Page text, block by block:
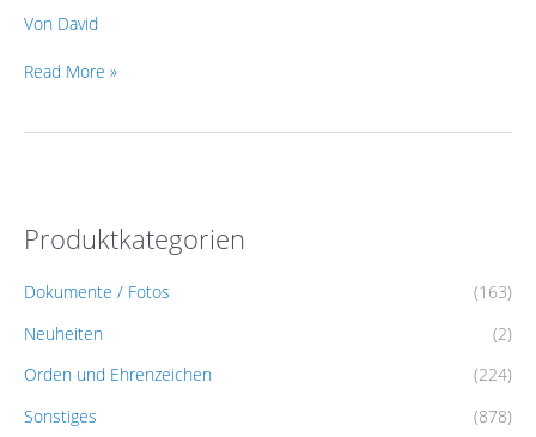
Von David
Read More »
Produktkategorien
Dokumente / Fotos
(163)
Neuheiten
(2)
Orden und Ehrenzeichen
(224)
Sonstiges
(878)